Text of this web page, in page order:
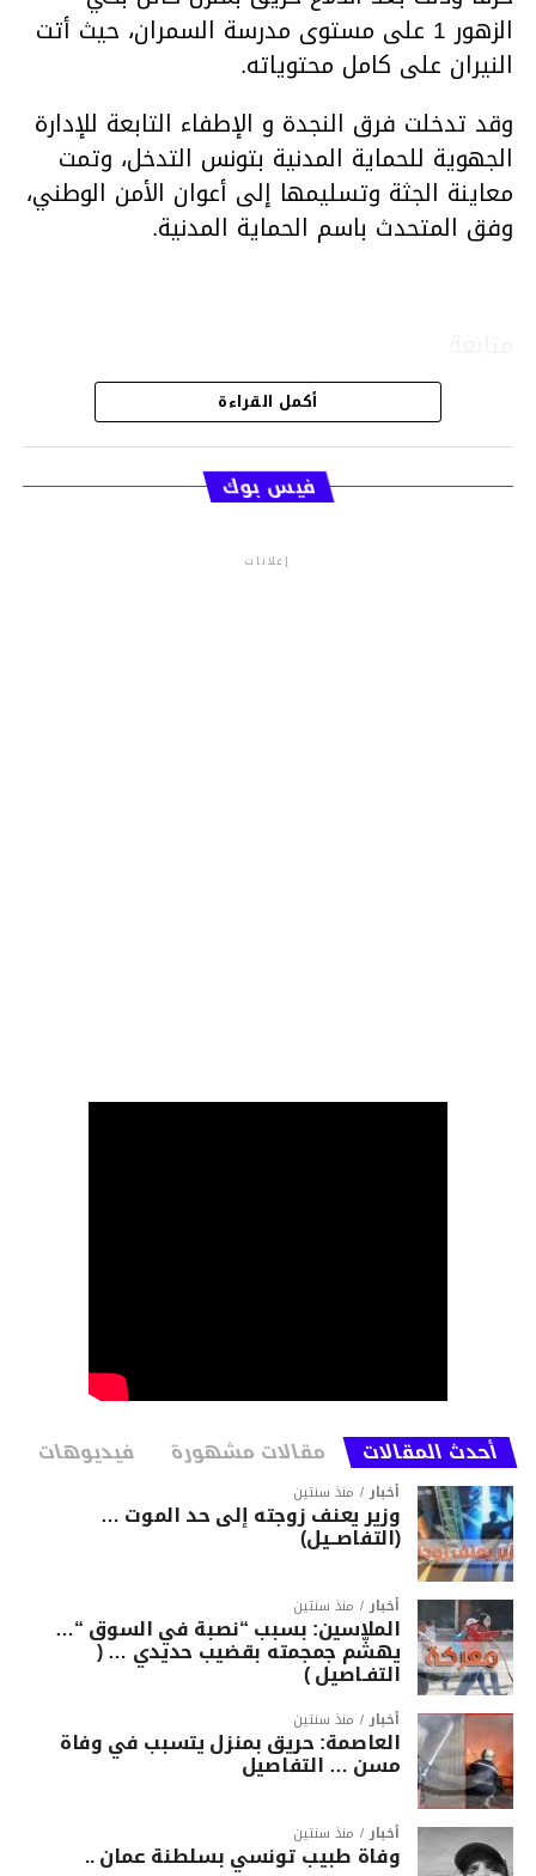
الزهور 1 على مستوى مدرسة السمران، حيث أتت
النيران على كامل محتوياته.
وقد تدخلت فرق النجدة و الإطفاء التابعة للإدارة
الجهوية للحماية المدنية بتونس التدخل، وتمت
معاينة الجثة وتسليمها إلى أعوان الأمن الوطني،
وفق المتحدث باسم الحماية المدنية.
قسم الاخبار
أكمل القراءة
فيس بوك
إعلانات
أحدث المقالات مقالات مشهورة فيديوهات
أخبار منذ سنتين
وزير يعنف زوجته إلى حد الموت …
(التفاصــيل)
أخبار منذ سنتين
الملاسين: بسبب “نصبة في السوق “…
يهشّم جمجمته بقضيب حديدي … (
التفـاصيل )
أخبار منذ سنتين
العاصمة: حريق بمنزل يتسبب في وفاة
مسن … التفاصيل
أخبار منذ سنتين
وفاة طبيب تونسي بسلطنة عمان ..